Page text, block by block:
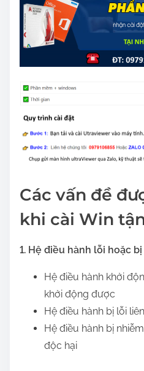
Các vấn đề
khi cài Win
1. Hệ điều hành lỗi hoặc
Hệ điều hành khởi
khởi động được
Hệ điều hành bị lỗi
Hệ điều hành bị
độc hại